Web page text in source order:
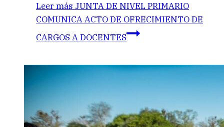
Leer más JUNTA DE NIVEL PRIMARIO
COMUNICA ACTO DE OFRECIMIENTO DE
CARGOS A DOCENTES